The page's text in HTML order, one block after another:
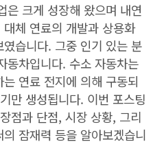
은 크게 성장해 왔으며 내연
체 연료의 개발과 상용화
습니다. 그중 인기 있는 분
동차입니다. 수소 자동차는
연료 전지에 의해 구동되
만 생성됩니다. 이번 포스팅
점과 단점, 시장 상황, 그리
잠재력 등을 알아보겠습니